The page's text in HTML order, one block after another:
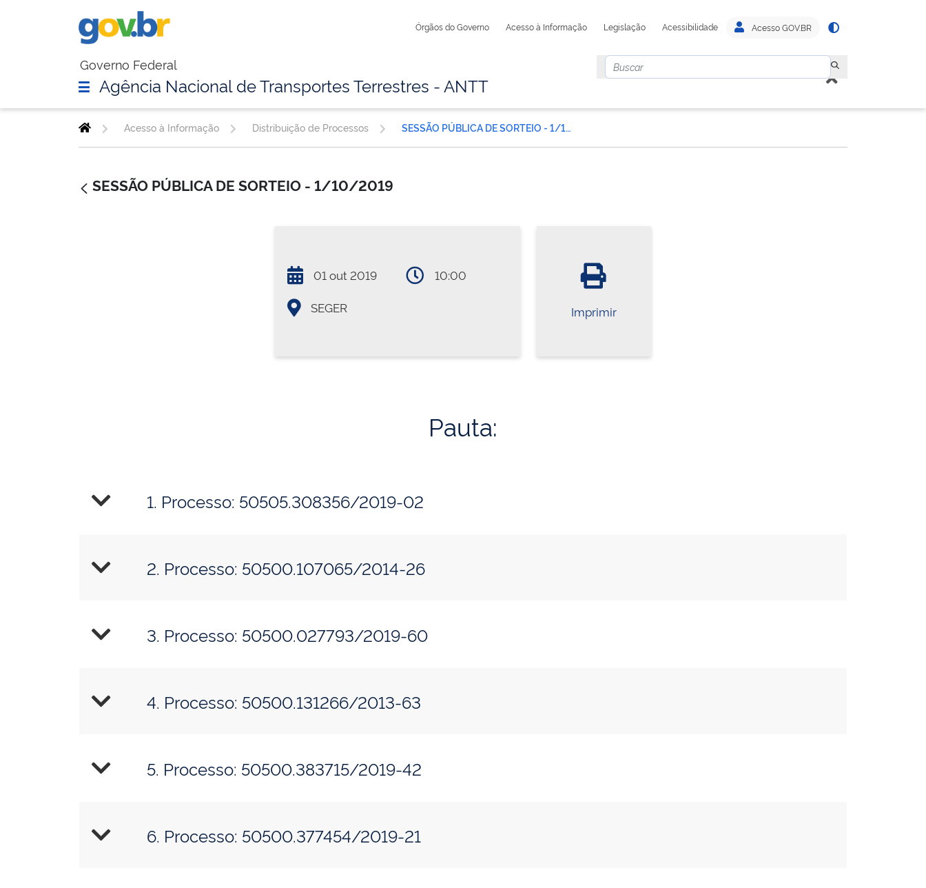
Órgãos do Governo Acesso à Informação Legislação Acessibilidade Acesso GOV.BR
Governo Federal
Agência Nacional de Transportes Terrestres - ANTT
Acesso à Informação Distribuição de Processos SESSÃO PÚBLICA DE SORTEIO - 1/10/2019
SESSÃO PÚBLICA DE SORTEIO - 1/10/2019
01 out 2019 10:00
SEGER Imprimir
Pauta:
1. Processo: 50505.308356/2019-02
2. Processo: 50500.107065/2014-26
3. Processo: 50500.027793/2019-60
4. Processo: 50500.131266/2013-63
5. Processo: 50500.383715/2019-42
6. Processo: 50500.377454/2019-21